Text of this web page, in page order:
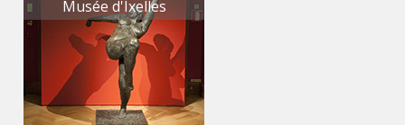
Musée d'Ixelles